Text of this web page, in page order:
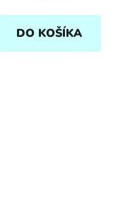
DO KOŠÍKA